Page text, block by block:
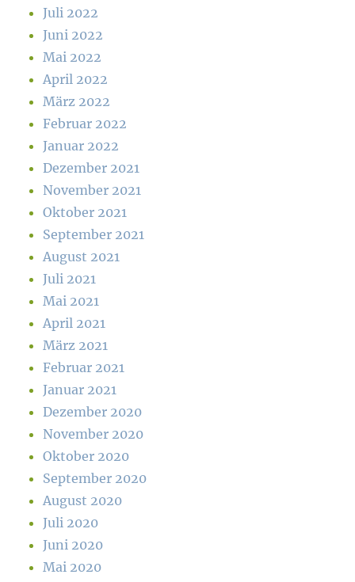
Juli 2022
Juni 2022
Mai 2022
April 2022
März 2022
Februar 2022
Januar 2022
Dezember 2021
November 2021
Oktober 2021
September 2021
August 2021
Juli 2021
Mai 2021
April 2021
März 2021
Februar 2021
Januar 2021
Dezember 2020
November 2020
Oktober 2020
September 2020
August 2020
Juli 2020
Juni 2020
Mai 2020